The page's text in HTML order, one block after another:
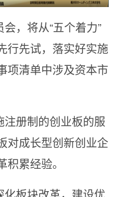
，将从“五个着力”
行先试，落实好实施
项清单中涉及资本市
册制的创业板的服
对成长型创新创业企
累经验。
板块改革，建设优